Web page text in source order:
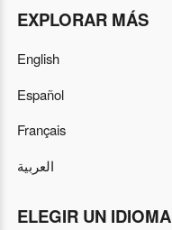
EXPLORAR MÁS
English
Español
Français
العربية
ELEGIR UN IDIOMA